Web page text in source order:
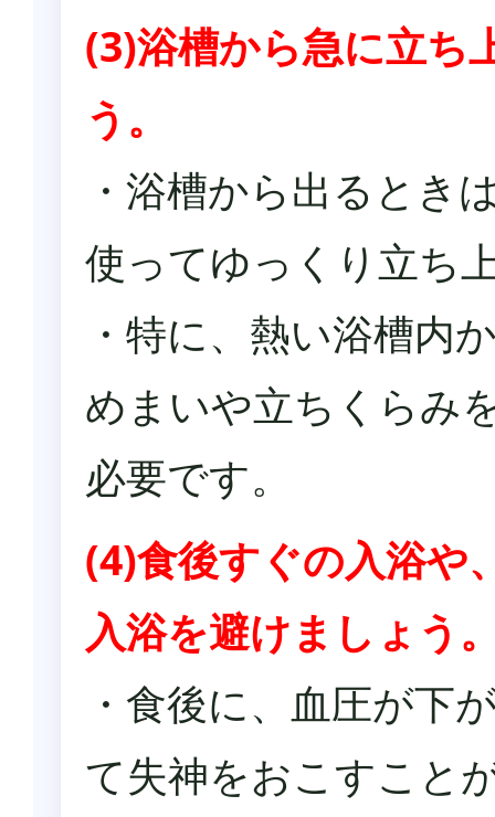
(3)浴槽から急に立ち
う。
・浴槽から出るとき
使ってゆっくり立ち
・特に、熱い浴槽内
めまいや立ちくらみ
必要です。
(4)食後すぐの入浴や
入浴を避けましょう
・食後に、血圧が下
て失神をおこすこと